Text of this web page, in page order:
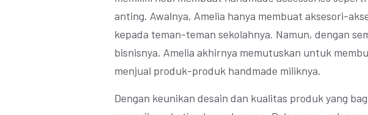
anting. Awalnya, Amelia hanya membuat aksesori-
kepada teman-teman sekolahnya. Namun, dengan
bisnisnya, Amelia akhirnya memutuskan untuk
menjual produk-produk handmade miliknya.
Dengan keunikan desain dan kualitas produk yang